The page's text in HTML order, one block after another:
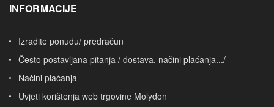
INFORMACIJE
Izradite ponudu/ predračun
Često postavljana pitanja / dostava, načini plaćanja.../
Načini plaćanja
Uvjeti korištenja web trgovine Molydon